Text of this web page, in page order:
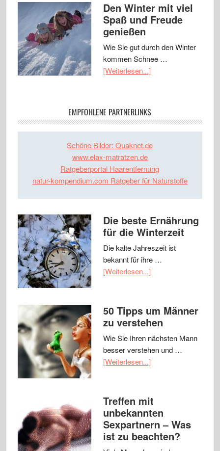
Den Winter mit viel
Spaß und Freude
genießen
Wie Sie gut durch den Winter
kommen Schnee …
[Weiterlesen...]
EMPFOHLENE PARTNERLINKS
Schöne Bilder: Quaknet.de
www.elax-matratzen.de
Ratgeberportal Haarentfernung
natur-kompendium.com Ratgeber für Naturstoffe
Die beste Ernährung
für die Winterzeit
Die kalte Jahreszeit ist
bekannt für ihre …
[Weiterlesen...]
50 Tipps um Männer
zu verstehen
Wie Sie Ihren nächsten Mann
besser verstehen und …
[Weiterlesen...]
Treffen mit
unbekannten
Sexpartnern – Was
ist zu beachten?